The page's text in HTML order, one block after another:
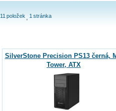
11 položek 1 stránka
SilverStone Precision PS13 černá,
Tower, ATX